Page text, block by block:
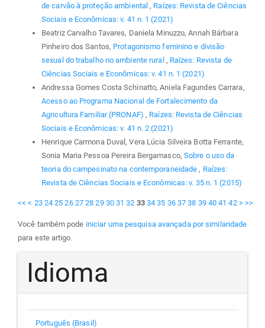
de carvão à proteção ambiental , Raízes: Revista de Ciências
Sociais e Econômicas: v. 41 n. 1 (2021)
Beatriz Carvalho Tavares, Daniela Minuzzo, Annah Bárbara
Pinheiro dos Santos, Protagonismo feminino e divisão
sexual do trabalho no ambiente rural , Raízes: Revista de
Ciências Sociais e Econômicas: v. 41 n. 1 (2021)
Andressa Gomes Costa Schinatto, Aniela Fagundes Carrara,
Acesso ao Programa Nacional de Fortalecimento da
Agricultura Familiar (PRONAF) , Raízes: Revista de Ciências
Sociais e Econômicas: v. 41 n. 2 (2021)
Henrique Carmona Duval, Vera Lúcia Silveira Botta Ferrante,
Sonia Maria Pessoa Pereira Bergamasco, Sobre o uso da
teoria do campesinato na contemporaneidade , Raízes:
Revista de Ciências Sociais e Econômicas: v. 35 n. 1 (2015)
<< < 23 24 25 26 27 28 29 30 31 32 33 34 35 36 37 38 39 40 41 42 > >>
Você também pode iniciar uma pesquisa avançada por similaridade
para este artigo.
Idioma
Português (Brasil)